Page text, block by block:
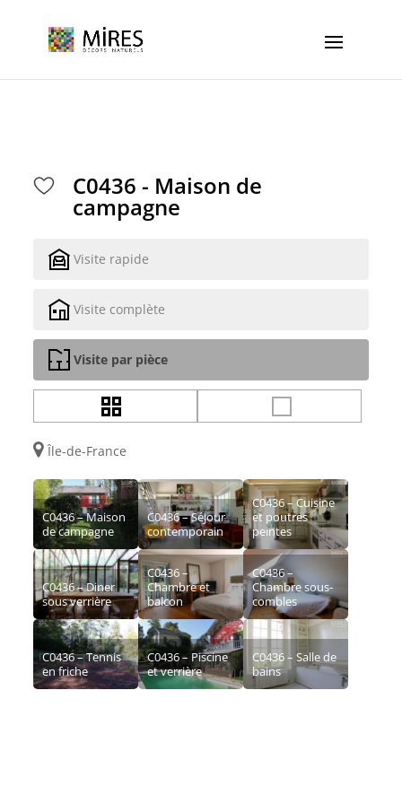
C0436 - Maison de
campagne
Visite rapide
Visite complète
Visite par pièce
Île-de-France
C0436 – Maison
de campagne
C0436 – Séjour
contemporain
C0436 – Cuisine
et poutres
peintes
C0436 – Diner
sous verrière
C0436 –
Chambre et
balcon
C0436 –
Chambre sous-
combles
C0436 – Tennis
en friche
C0436 – Piscine
et verrière
C0436 – Salle de
bains